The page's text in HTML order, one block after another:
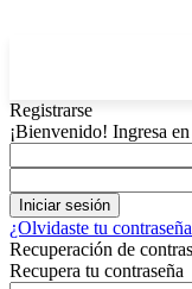
Registrarse
¡Bienvenido! Ingresa
¿Olvidaste tu
Recuperación de
Recupera tu contraseña